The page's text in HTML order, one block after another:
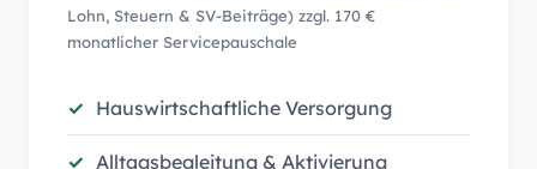
Lohn, Steuern & SV-Beiträge) zzgl. 170 €
monatlicher Servicepauschale
Hauswirtschaftliche Versorgung
Alltagsbegleitung & Aktivierung